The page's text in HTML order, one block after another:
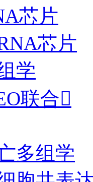
芯片
芯片
学
联合
多组学